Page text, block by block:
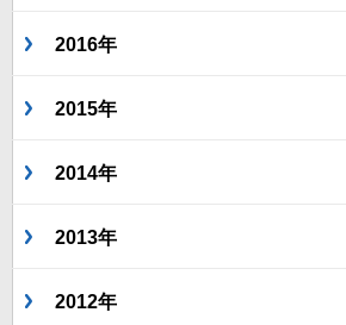
2016年
2015年
2014年
2013年
2012年